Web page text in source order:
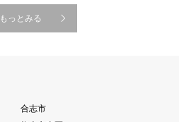
もっとみる
合志市